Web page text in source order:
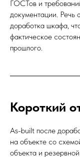
ГОСТов и
документации. Речь
доработка шкафа,
фактическое
прошлого.
Короткий
As-built после
на объекте со
объекта и